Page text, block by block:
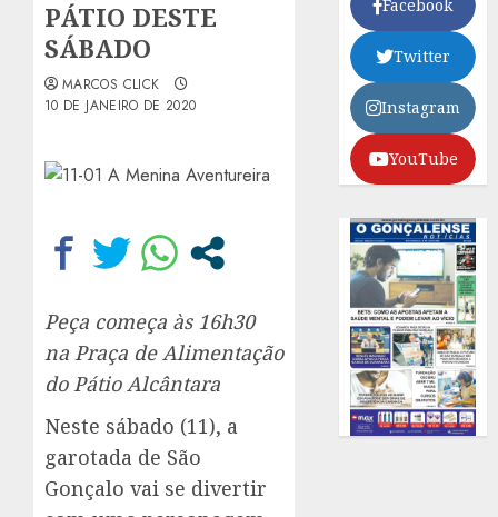
PÁTIO DESTE
SÁBADO
MARCOS CLICK
10 DE JANEIRO DE 2020
Peça começa às 16h30
na Praça de Alimentação
do Pátio Alcântara
Neste sábado (11), a
garotada de São
Gonçalo vai se divertir
Facebook
Twitter
Instagram
YouTube